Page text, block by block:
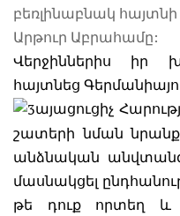
բեռլինաբնակ
Արթուր Աբրահամը:
Վերջիններիս իր
հայտնեց
այացուցիչ
շատերի նման նրանք
անձնական
մասնակցել
թե դուք որտեղ և